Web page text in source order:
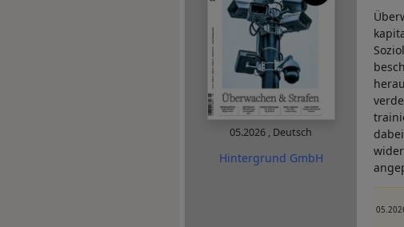
05.2026 , Deutsch
Hintergrund GmbH